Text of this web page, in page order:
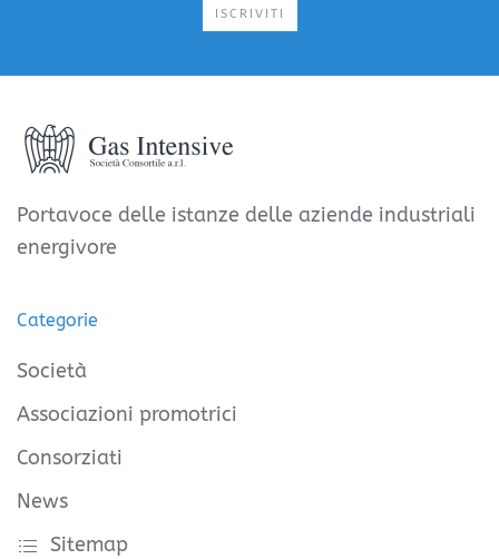
ISCRIVITI
Portavoce delle istanze delle aziende industriali
energivore
Categorie
Società
Associazioni promotrici
Consorziati
News
Sitemap